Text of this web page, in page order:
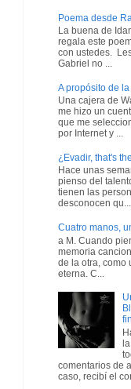
Poema desde
La buena de
regala este
con ustedes.
Gabriel no ...
A propósito de
Una cajera de
me hizo un
que me
por Internet y ...
¿Evadir, that's
Hace unas
pienso del
tienen las
desconocen qu...
Cuatro manos,
a M. Cuando
memoria
de la otra, como
eterna. C...
comentarios de
caso, recibí el